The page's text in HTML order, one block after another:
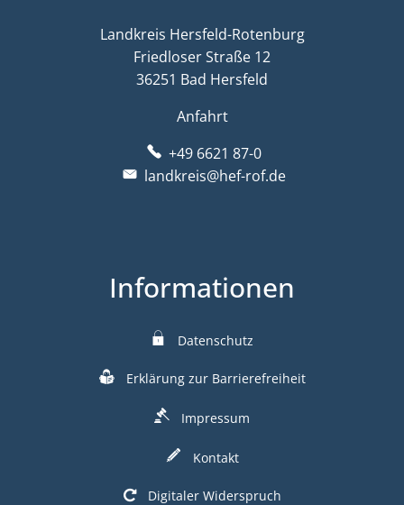
Landkreis Hersfeld-Rotenburg
Friedloser Straße 12
36251 Bad Hersfeld
Anfahrt
+49 6621 87-0
landkreis@hef-rof.de
Informationen
Datenschutz
Erklärung zur Barrierefreiheit
Impressum
Kontakt
Digitaler Widerspruch